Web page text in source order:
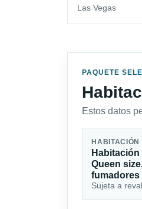
Las Vegas
PAQUETE
Estos datos
HABITACIÓN
Habitación
Queen
fumadores
Sujeta a